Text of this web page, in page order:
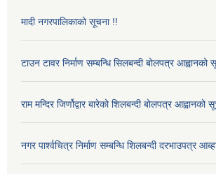
मादी नगरपालिकाको सूचना !!
टाउन टावर निर्माण सम्बन्धि सिलबन्दी बोलपत्र आह्वानको
राम मन्दिर जिर्णोद्वार बारेको शिलबन्दी बोलपत्र आह्वानको
नगर पार्श्वचित्र निर्माण सम्बन्धि शिलबन्दी दरभाउपत्र